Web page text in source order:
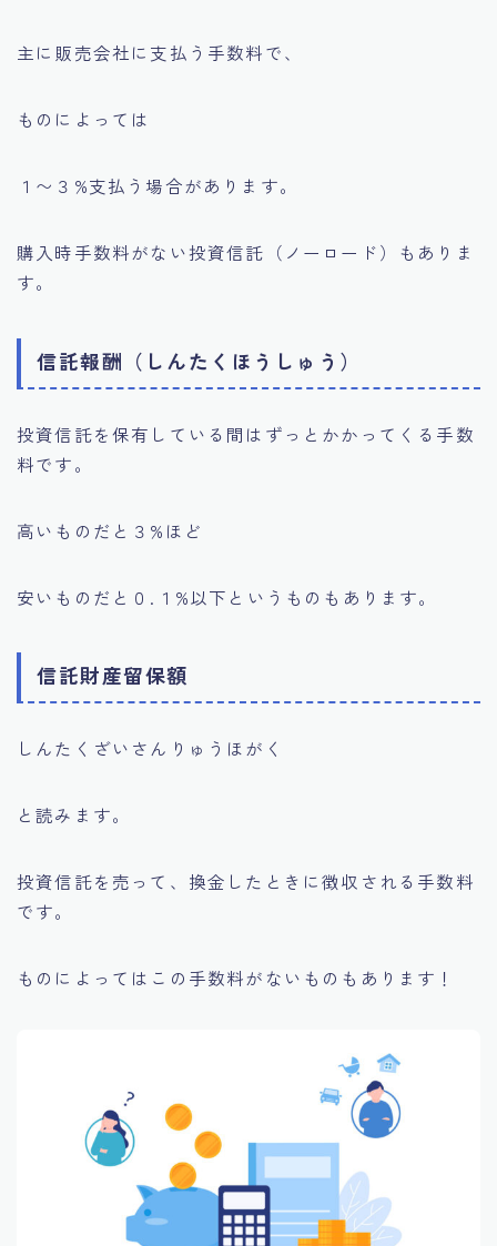
主に販売会社に支払う手数料で、
ものによっては
１〜３%支払う場合があります。
購入時手数料がない投資信託（ノーロード）もありま
す。
信託報酬（しんたくほうしゅう）
投資信託を保有している間はずっとかかってくる手数
料です。
高いものだと３%ほど
安いものだと０.１%以下というものもあります。
信託財産留保額
しんたくざいさんりゅうほがく
と読みます。
投資信託を売って、換金したときに徴収される手数料
です。
ものによってはこの手数料がないものもあります！